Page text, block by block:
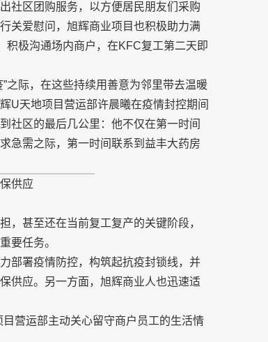
社区团购服务，以方便居民朋友们采购
关爱慰问，旭辉商业项目也积极助力满
积极沟通场内商户，在KFC复工第二天即
之际，在这些持续用善意为邻里带去温暖
U天地项目营运部许晨曦在疫情封控期间
社区的最后几公里：他不仅在第一时间
急需之际，第一时间联系到益丰大药房
供应
，甚至还在当前复工复产的关键阶段，
要任务。
部署疫情防控，构筑起抗疫封锁线，并
供应。另一方面，旭辉商业人也迅速适
营运部主动关心留守商户员工的生活情